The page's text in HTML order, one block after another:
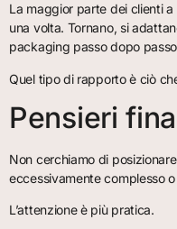
La maggior parte dei clienti
una volta. Tornano, si
packaging passo dopo
Quel tipo di rapporto è ciò
Pensieri
Non cerchiamo di
eccessivamente complesso
L’attenzione è più pratica.